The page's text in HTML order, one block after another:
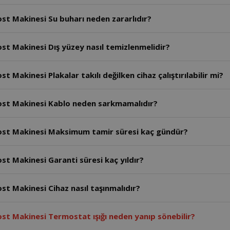
Makinesi Su buharı neden zararlıdır?
Makinesi Dış yüzey nasıl temizlenmelidir?
Makinesi Plakalar takılı değilken cihaz çalıştırılabilir mi?
Makinesi Kablo neden sarkmamalıdır?
Makinesi Maksimum tamir süresi kaç gündür?
Makinesi Garanti süresi kaç yıldır?
Makinesi Cihaz nasıl taşınmalıdır?
Makinesi Termostat ışığı neden yanıp sönebilir?